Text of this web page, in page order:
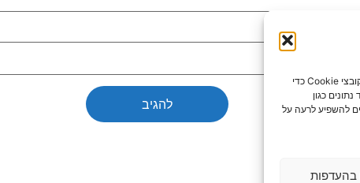
כדי לספק את חוויות המשתמש הטובות ביותר, אנו משתמשים בטכנולוגיות כמו קובצי Cookie כדי
כגון
להשפיע לרעה על
בהעדפות